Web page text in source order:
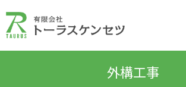
外構工事